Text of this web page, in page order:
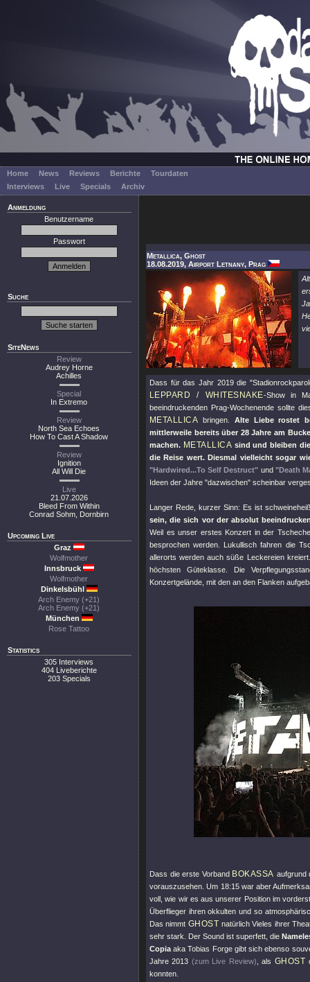
Home News Reviews Berichte
Tourdaten
Interviews
Live Specials Archiv
Anmeldung
Benutzername
Passwort
Suche
SiteNews
Review
Audrey Horne
Achilles
Special
In Extremo
Review
North Sea Echoes
How To Cast A Shadow
Review
Ignition
All Will Die
Live
21.07.2026
Bleed From Within
Conrad Sohm, Dornbirn
Upcoming Live
Graz
Wolfmother
Innsbruck
Wolfmother
Dinkelsbühl
Arch Enemy (+21)
Arch Enemy (+21)
München
Rose Tattoo
Statistics
305 Interviews
404 Liveberichte
203 Specials
Metallica, Ghost
18.08.2019, Airport Letnany, Prag
Dass für das Jahr 2019 die
LEPPARD / WHITESNAKE-Show in
beeindruckenden Prag-Wochenende sollte
METALLICA bringen. Alte Liebe rostet
mittlerweile bereits über 28 Jahre am
machen. METALLICA sind und bleiben
die Reise wert. Diesmal vielleicht sogar
"Hardwired...To Self Destruct" und "Death
Ideen der Jahre "dazwischen" scheinbar
Langer Rede, kurzer Sinn: Es ist
sein, die sich vor der absolut
Weil es unser erstes Konzert in der
besprochen werden. Lukullisch fahren die
allerorts werden auch süße Leckereien
höchsten Güteklasse. Die
Konzertgelände, mit den an den Flanken
Dass die erste Vorband BOKASSA aufgrund
vorauszusehen. Um 18:15 war aber
voll, wie wir es aus unserer Position im
Überflieger ihren okkulten und so
Das nimmt GHOST natürlich Vieles ihrer
sehr stark. Der Sound ist superfett, die
Copia aka Tobias Forge gibt sich ebenso
Jahre 2013 (zum Live Review) , als GHOST
konnten.